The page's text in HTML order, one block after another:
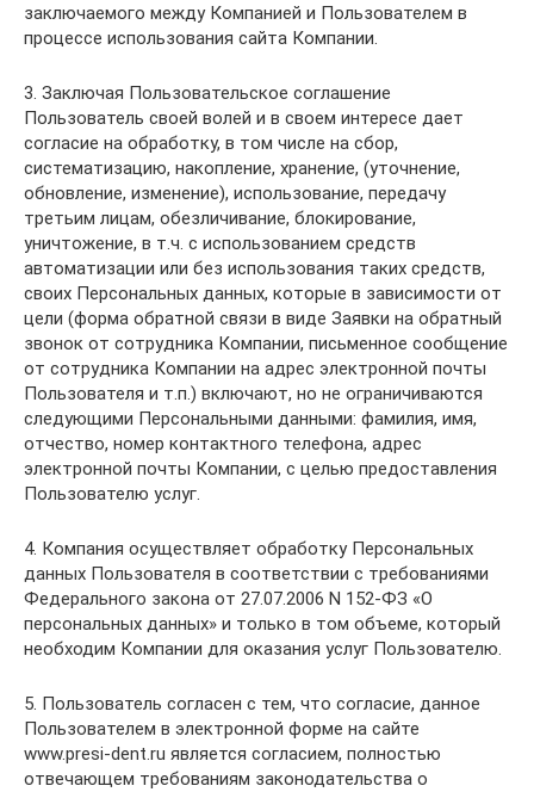
заключаемого между Компанией и Пользователем в
процессе использования сайта Компании.
3. Заключая Пользовательское соглашение
Пользователь своей волей и в своем интересе дает
согласие на обработку, в том числе на сбор,
систематизацию, накопление, хранение, (уточнение,
обновление, изменение), использование, передачу
третьим лицам, обезличивание, блокирование,
уничтожение, в т.ч. с использованием средств
автоматизации или без использования таких средств,
своих Персональных данных, которые в зависимости от
цели (форма обратной связи в виде Заявки на обратный
звонок от сотрудника Компании, письменное сообщение
от сотрудника Компании на адрес электронной почты
Пользователя и т.п.) включают, но не ограничиваются
следующими Персональными данными: фамилия, имя,
отчество, номер контактного телефона, адрес
электронной почты Компании, с целью предоставления
Пользователю услуг.
4. Компания осуществляет обработку Персональных
данных Пользователя в соответствии с требованиями
Федерального закона от 27.07.2006 N 152-ФЗ «О
персональных данных» и только в том объеме, который
необходим Компании для оказания услуг Пользователю.
5. Пользователь согласен с тем, что согласие, данное
Пользователем в электронной форме на сайте
www.presi-dent.ru является согласием, полностью
отвечающем требованиям законодательства о